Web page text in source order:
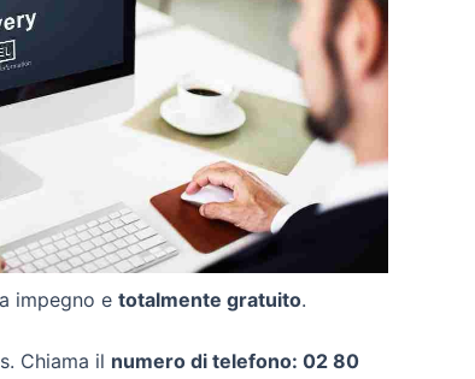
impegno e totalmente gratuito.
Chiama il numero di telefono: 02 80